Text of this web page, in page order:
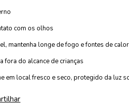
com os olhos
mantenha longe de fogo e fontes de calor
fora do alcance de crianças
em local fresco e seco, protegido da luz